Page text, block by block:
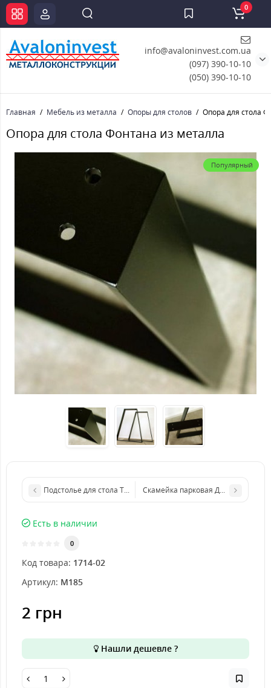
info@avaloninvest.com.ua
(097) 390-10-10
(050) 390-10-10
0
Главная Мебель из металла Опоры для столов Опора для стола
Опора для стола Фонтана из металла
Популярный
Подстолье для стола Такома из нержавейки
Скамейка парковая Дели
Есть в наличии
0
Код товара: 1714-02
Артикул: M185
2 грн
Нашли дешевле ?